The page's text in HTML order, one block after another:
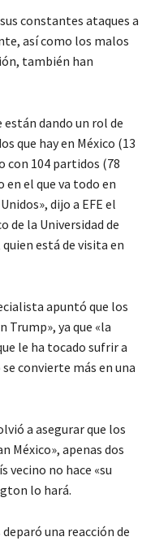
constantes ataques a
así como los malos
también han
están dando un rol de
que hay en México (13
con 104 partidos (78
en el que va todo en
dijo a EFE el
de la Universidad de
está de visita en
apuntó que los
Trump», ya que «la
le ha tocado sufrir a
convierte más en una
a asegurar que los
México», apenas dos
vecino no hace «su
lo hará.
una reacción de